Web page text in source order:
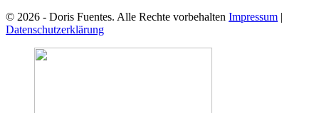
© 2026 - Doris Fuentes. Alle Rechte vorbehalten Impressum |
Datenschutzerklärung